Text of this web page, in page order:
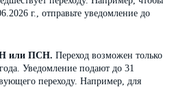
г., отправьте уведомление до
или ПСН. Переход возможен только
Уведомление подают до 31
переходу. Например, для